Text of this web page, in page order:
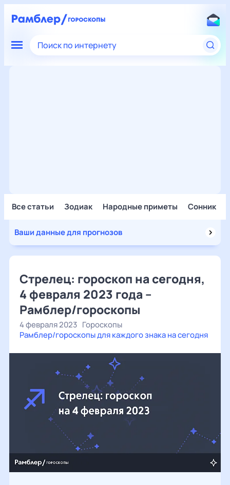
Поиск по интернету
Все статьи Зодиак Народные приметы Сонник
Ваши данные для прогнозов
Стрелец: гороскоп на сегодня,
4 февраля 2023 года –
Рамблер/гороскопы
4 февраля 2023 Гороскопы
Рамблер/гороскопы для каждого знака на сегодня